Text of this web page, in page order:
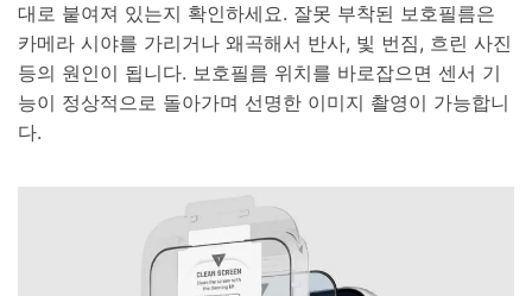
대로 붙여져 있는지 확인하세요. 잘못 부착된 보호필름은
카메라 시야를 가리거나 왜곡해서 반사, 빛 번짐, 흐린 사진
등의 원인이 됩니다. 보호필름 위치를 바로잡으면 센서 기
능이 정상적으로 돌아가며 선명한 이미지 촬영이 가능합니
다.